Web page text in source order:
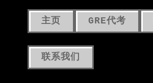
主页 GRE代考
联系我们